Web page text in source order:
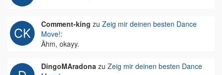
Comment-king zu Zeig mir deinen besten Dance
Move!:
Ähm, okayy.
DingoMAradona zu Zeig mir deinen besten Dance